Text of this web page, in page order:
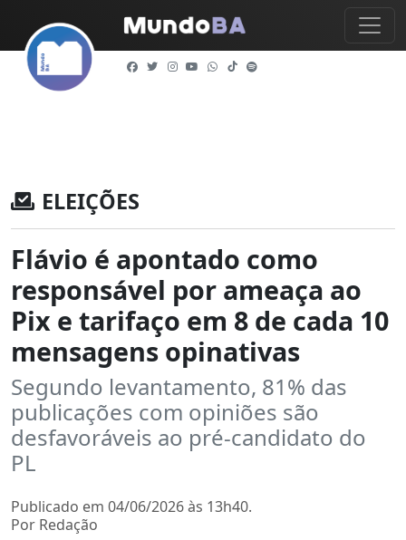
ELEIÇÕES
Flávio é apontado como
responsável por ameaça ao
Pix e tarifaço em 8 de cada 10
mensagens opinativas
Segundo levantamento, 81% das
publicações com opiniões são
desfavoráveis ao pré-candidato do
PL
Publicado em 04/06/2026 às 13h40.
Por Redação